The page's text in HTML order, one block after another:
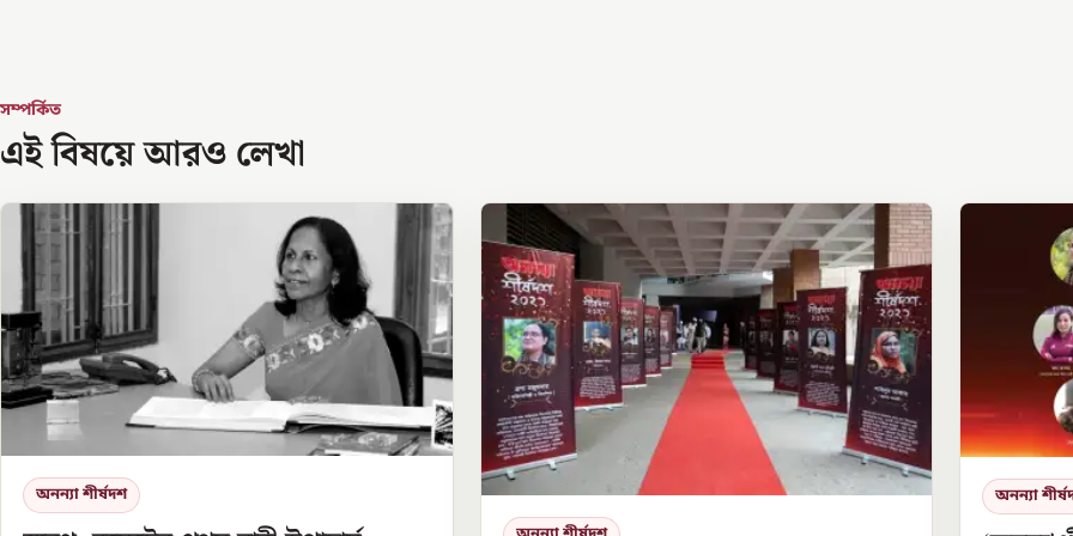
সম্পর্কিত
এই বিষয়ে আরও লেখা
অনন্যা শীর্ষদশ অনন্যা